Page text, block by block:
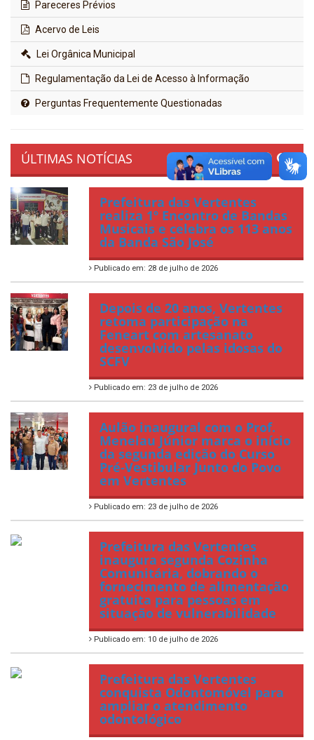
Pareceres Prévios
Acervo de Leis
Lei Orgânica Municipal
Regulamentação da Lei de Acesso à Informação
Perguntas Frequentemente Questionadas
ÚLTIMAS NOTÍCIAS
Prefeitura das Vertentes
realiza 1º Encontro de Bandas
Musicais e celebra os 113 anos
da Banda São José
Publicado em: 28 de julho de 2026
Depois de 20 anos, Vertentes
retoma participação na
Feneart com artesanato
desenvolvido pelas idosas do
SCFV
Publicado em: 23 de julho de 2026
Aulão inaugural com o Prof.
Menelau Júnior marca o início
da segunda edição do Curso
Pré-Vestibular Junto do Povo
em Vertentes
Publicado em: 23 de julho de 2026
Prefeitura das Vertentes
inaugura segunda Cozinha
Comunitária, dobrando o
fornecimento de alimentação
gratuita para pessoas em
situação de vulnerabilidade
Publicado em: 10 de julho de 2026
Prefeitura das Vertentes
conquista Odontomóvel para
ampliar o atendimento
odontológico